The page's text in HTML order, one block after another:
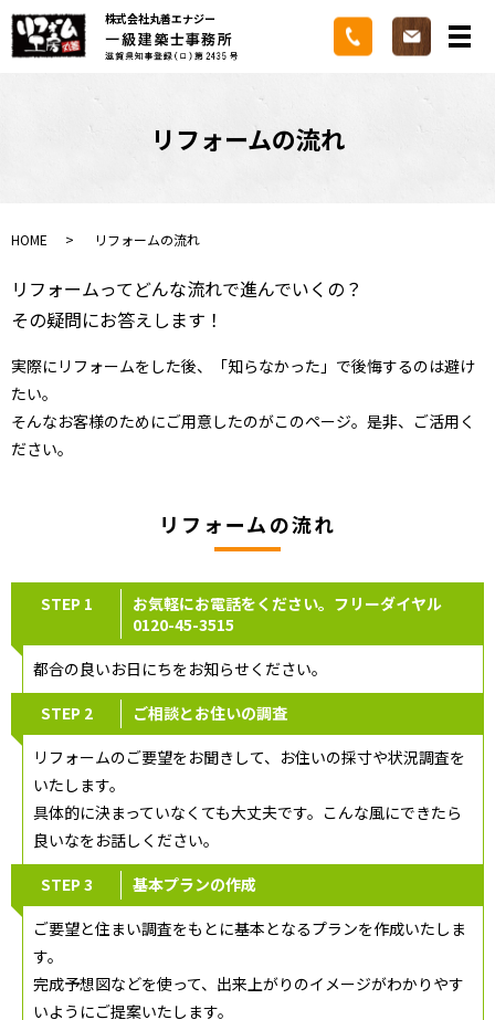
メ
株式会社丸善エナジー
リフォームの流れ
HOME リフォームの流れ
リフォームってどんな流れで進んでいくの？
その疑問にお答えします！
実際にリフォームをした後、「知らなかった」で後悔するのは避け
たい。
そんなお客様のためにご用意したのがこのページ。是非、ご活用く
ださい。
リフォームの流れ
STEP 1
お気軽にお電話をください。フリーダイヤル
0120-45-3515
都合の良いお日にちをお知らせください。
STEP 2 ご相談とお住いの調査
リフォームのご要望をお聞きして、お住いの採寸や状況調査を
いたします。
具体的に決まっていなくても大丈夫です。こんな風にできたら
良いなをお話しください。
STEP 3 基本プランの作成
ご要望と住まい調査をもとに基本となるプランを作成いたしま
す。
完成予想図などを使って、出来上がりのイメージがわかりやす
いようにご提案いたします。